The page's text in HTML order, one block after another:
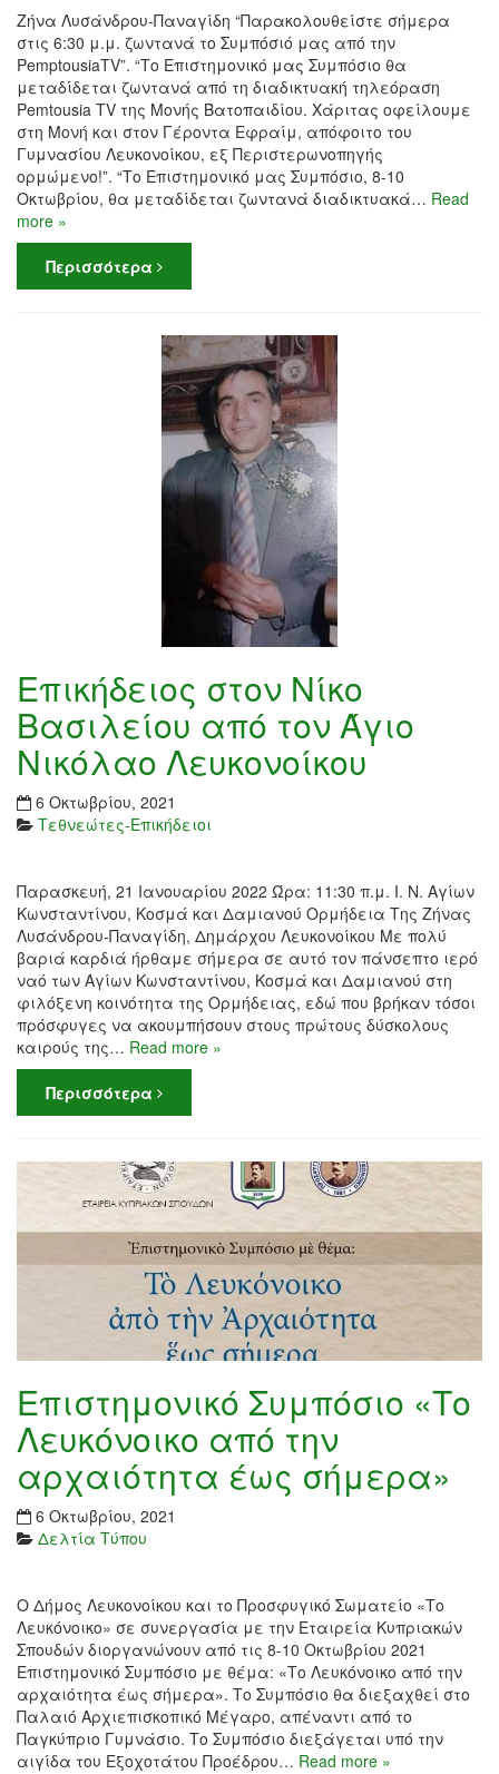
Ζήνα Λυσάνδρου-Παναγίδη “Παρακολουθείστε σήμερα
στις 6:30 μ.μ. ζωντανά το Συμπόσιό μας από την
PemptousiaTV”. “Το Επιστημονικό μας Συμπόσιο θα
μεταδίδεται ζωντανά από τη διαδικτυακή τηλεόραση
Pemtousia TV της Μονής Βατοπαιδίου. Χάριτας οφείλουμε
στη Μονή και στον Γέροντα Εφραίμ, απόφοιτο του
Γυμνασίου Λευκονοίκου, εξ Περιστερωνοπηγής
ορμώμενο!”. “Το Επιστημονικό μας Συμπόσιο, 8-10
Οκτωβρίου, θα μεταδίδεται ζωντανά διαδικτυακά… Read
more »
Περισσότερα
Επικήδειος στον Νίκο
Βασιλείου από τον Άγιο
Νικόλαο Λευκονοίκου
6 Οκτωβρίου, 2021
Τεθνεώτες-Επικήδειοι
Παρασκευή, 21 Ιανουαρίου 2022 Ώρα: 11:30 π.μ. Ι. Ν. Αγίων
Κωνσταντίνου, Κοσμά και Δαμιανού Ορμήδεια Της Ζήνας
Λυσάνδρου-Παναγίδη, Δημάρχου Λευκονοίκου Με πολύ
βαριά καρδιά ήρθαμε σήμερα σε αυτό τον πάνσεπτο ιερό
ναό των Αγίων Κωνσταντίνου, Κοσμά και Δαμιανού στη
φιλόξενη κοινότητα της Ορμήδειας, εδώ που βρήκαν τόσοι
πρόσφυγες να ακουμπήσουν στους πρώτους δύσκολους
καιρούς της… Read more »
Περισσότερα
Επιστημονικό Συμπόσιο «Το
Λευκόνοικο από την
αρχαιότητα έως σήμερα»
6 Οκτωβρίου, 2021
Δελτία Τύπου
Ο Δήμος Λευκονοίκου και το Προσφυγικό Σωματείο «Το
Λευκόνοικο» σε συνεργασία με την Εταιρεία Κυπριακών
Σπουδών διοργανώνουν από τις 8-10 Οκτωβρίου 2021
Επιστημονικό Συμπόσιο με θέμα: «Το Λευκόνοικο από την
αρχαιότητα έως σήμερα». Το Συμπόσιο θα διεξαχθεί στο
Παλαιό Αρχιεπισκοπικό Μέγαρο, απέναντι από το
Παγκύπριο Γυμνάσιο. Το Συμπόσιο διεξάγεται υπό την
αιγίδα του Εξοχοτάτου Προέδρου… Read more »